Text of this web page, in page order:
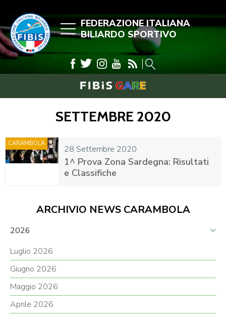
FEDERAZIONE ITALIANA
BILIARDO SPORTIVO
SETTEMBRE 2020
28 Settembre 2020
CARAMBOLA
1^ Prova Zona Sardegna: Risultati
e Classifiche
ARCHIVIO NEWS CARAMBOLA
2026
Luglio 2026
Giugno 2026
Maggio 2026
Aprile 2026